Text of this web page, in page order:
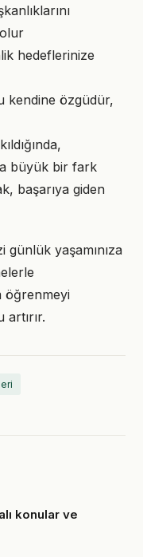
hedeflerinize
kendine özgüdür,
büyük bir fark
başarıya giden
yaşamınıza
öğrenmeyi
konular ve